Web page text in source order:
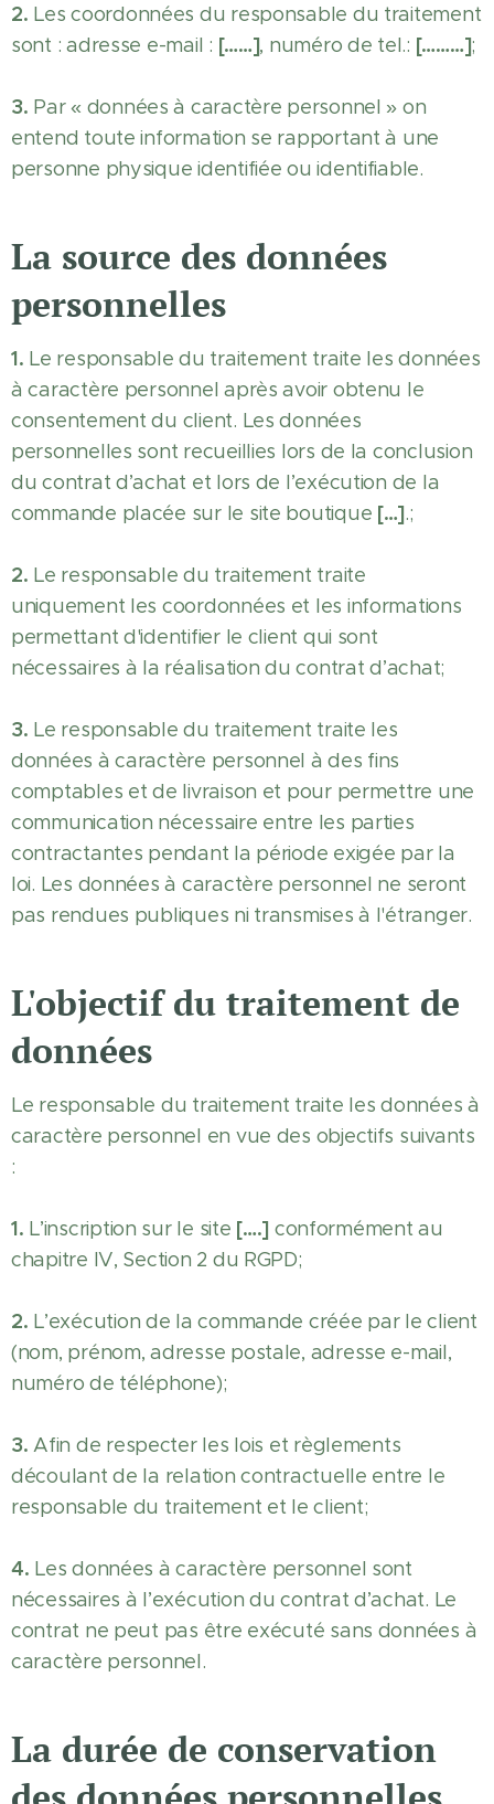
2. Les coordonnées du responsable du traitement
sont : adresse e-mail : [……], numéro de tel.: [………];
3. Par « données à caractère personnel » on
entend toute information se rapportant à une
personne physique identifiée ou identifiable.
La source des données
personnelles
1. Le responsable du traitement traite les données
à caractère personnel après avoir obtenu le
consentement du client. Les données
personnelles sont recueillies lors de la conclusion
du contrat d’achat et lors de l’exécution de la
commande placée sur le site boutique […].;
2. Le responsable du traitement traite
uniquement les coordonnées et les informations
permettant d'identifier le client qui sont
nécessaires à la réalisation du contrat d’achat;
3. Le responsable du traitement traite les
données à caractère personnel à des fins
comptables et de livraison et pour permettre une
communication nécessaire entre les parties
contractantes pendant la période exigée par la
loi. Les données à caractère personnel ne seront
pas rendues publiques ni transmises à l'étranger.
L'objectif du traitement de
données
Le responsable du traitement traite les données à
caractère personnel en vue des objectifs suivants
:
1. L’inscription sur le site [….] conformément au
chapitre IV, Section 2 du RGPD;
2. L’exécution de la commande créée par le client
(nom, prénom, adresse postale, adresse e-mail,
numéro de téléphone);
3.Afin de respecter les lois et règlements
découlant de la relation contractuelle entre le
responsable du traitement et le client;
4. Les données à caractère personnel sont
nécessaires à l’exécution du contrat d’achat. Le
contrat ne peut pas être exécuté sans données à
caractère personnel.
La durée de conservation